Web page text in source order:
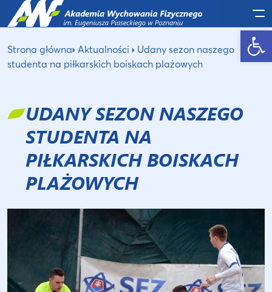
Otwórz pasek narzędzi
Strona główna Aktualności
Udany sezon naszego
studenta na piłkarskich boiskach plażowych
UDANY SEZON NASZEGO
STUDENTA NA
PIŁKARSKICH BOISKACH
PLAŻOWYCH